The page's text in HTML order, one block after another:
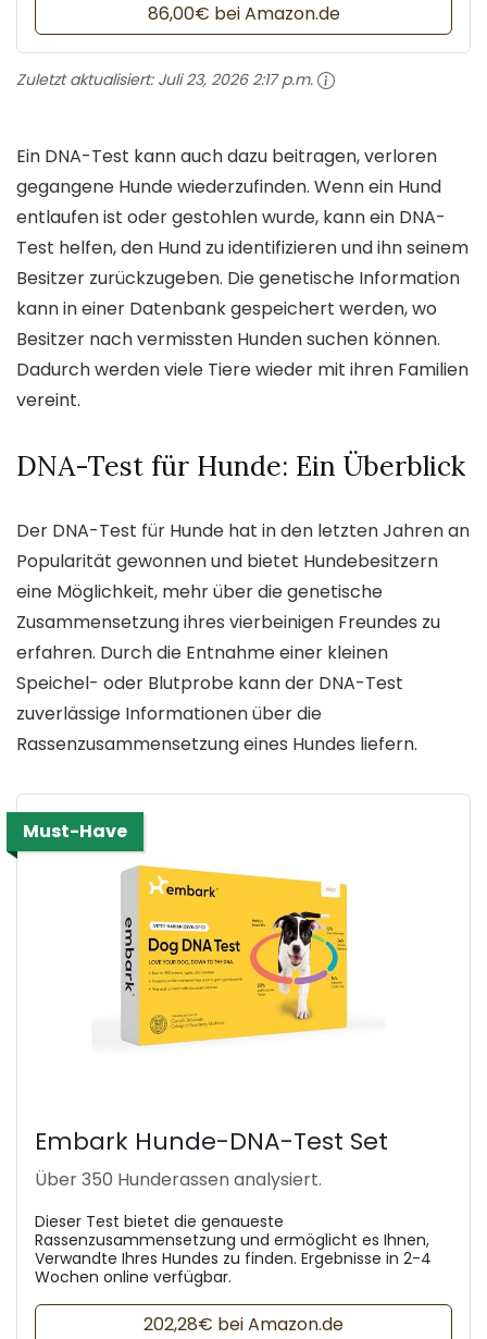
86,00€ bei Amazon.de
Zuletzt aktualisiert: Juli 23, 2026 2:17 p.m.
Ein DNA-Test kann auch dazu beitragen, verloren
gegangene Hunde wiederzufinden. Wenn ein Hund
entlaufen ist oder gestohlen wurde, kann ein DNA-
Test helfen, den Hund zu identifizieren und ihn seinem
Besitzer zurückzugeben. Die genetische Information
kann in einer Datenbank gespeichert werden, wo
Besitzer nach vermissten Hunden suchen können.
Dadurch werden viele Tiere wieder mit ihren Familien
vereint.
DNA-Test für Hunde: Ein Überblick
Der DNA-Test für Hunde hat in den letzten Jahren an
Popularität gewonnen und bietet Hundebesitzern
eine Möglichkeit, mehr über die genetische
Zusammensetzung ihres vierbeinigen Freundes zu
erfahren. Durch die Entnahme einer kleinen
Speichel- oder Blutprobe kann der DNA-Test
zuverlässige Informationen über die
Rassenzusammensetzung eines Hundes liefern.
Must-Have
Embark Hunde-DNA-Test Set
Über 350 Hunderassen analysiert.
Dieser Test bietet die genaueste
Rassenzusammensetzung und ermöglicht es Ihnen,
Verwandte Ihres Hundes zu finden. Ergebnisse in 2-4
Wochen online verfügbar.
202,28€ bei Amazon.de